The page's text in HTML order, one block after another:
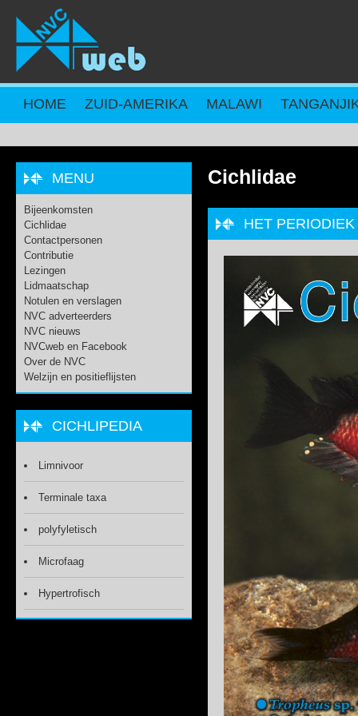
Overslaan en naar de inhoud gaan
HOME ZUID-AMERIKA MALAWI
Cichlidae
HET
MENU
Bijeenkomsten
Cichlidae
Contactpersonen
Contributie
Lezingen
Lidmaatschap
Notulen en verslagen
NVC adverteerders
NVC nieuws
NVCweb en Facebook
Over de NVC
Welzijn en positieflijsten
CICHLIPEDIA
Limnivoor
Terminale taxa
polyfyletisch
Microfaag
Hypertrofisch